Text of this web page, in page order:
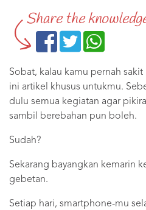
Share the
Sobat, kalau kamu pernah
ini artikel khusus untukmu.
dulu semua kegiatan agar
sambil berebahan pun boleh.
Sudah?
Sekarang bayangkan kemarin
gebetan.
Setiap hari, smartphone-mu